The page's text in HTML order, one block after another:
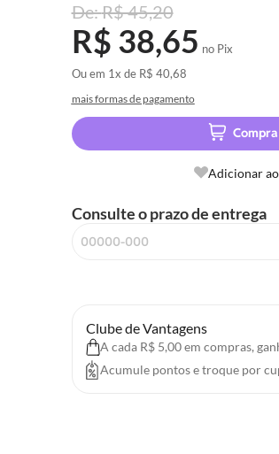
R$ 45,20
R$ 38,65 no Pix
Ou em 1x de R$ 40,68
mais formas de pagamento
Adicionar
Consulte o prazo de entrega
Clube de Vantagens
A cada R$ 5,00 em compras,
Acumule pontos e troque por